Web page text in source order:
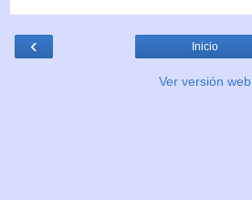
‹ Inicio
Ver versión web